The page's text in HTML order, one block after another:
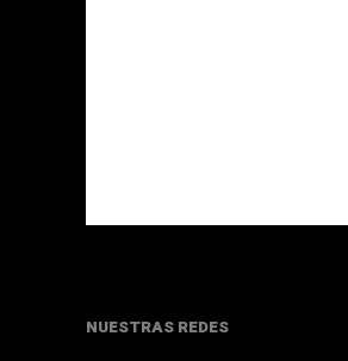
NUESTRAS REDES